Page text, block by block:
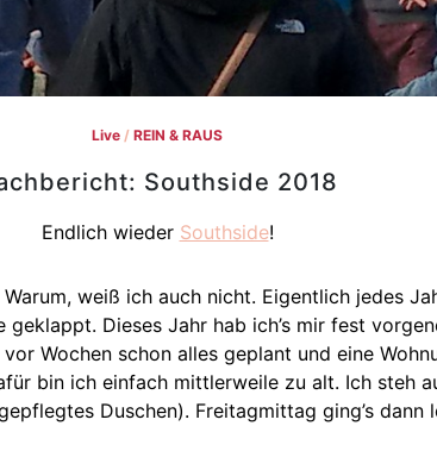
Live / REIN & RAUS
Southside 2018
Endlich wieder Southside!
weiß ich auch nicht. Eigentlich jedes
Dieses Jahr hab ich’s mir fest
Wochen schon alles geplant und eine
bin ich einfach mittlerweile zu alt. Ich steh
Duschen). Freitagmittag ging’s dann